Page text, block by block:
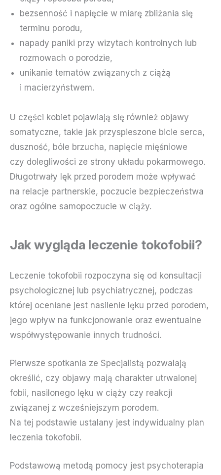
bezsenność i napięcie w miarę zbliżania się
terminu porodu,
napady paniki przy wizytach kontrolnych lub
rozmowach o porodzie,
unikanie tematów związanych z ciążą
i macierzyństwem.
U części kobiet pojawiają się również objawy
somatyczne, takie jak przyspieszone bicie serca,
duszność, bóle brzucha, napięcie mięśniowe
czy dolegliwości ze strony układu pokarmowego.
Długotrwały lęk przed porodem może wpływać
na relacje partnerskie, poczucie bezpieczeństwa
oraz ogólne samopoczucie w ciąży.
Jak wygląda leczenie tokofobii?
Leczenie tokofobii rozpoczyna się od konsultacji
psychologicznej lub psychiatrycznej, podczas
której oceniane jest nasilenie lęku przed porodem,
jego wpływ na funkcjonowanie oraz ewentualne
współwystępowanie innych trudności.
Pierwsze spotkania ze Specjalistą pozwalają
określić, czy objawy mają charakter utrwalonej
fobii, nasilonego lęku w ciąży czy reakcji
związanej z wcześniejszym porodem.
Na tej podstawie ustalany jest indywidualny plan
leczenia tokofobii.
Podstawową metodą pomocy jest psychoterapia